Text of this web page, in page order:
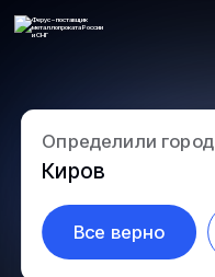
Определили город
Киров
Все верно
5.2-9